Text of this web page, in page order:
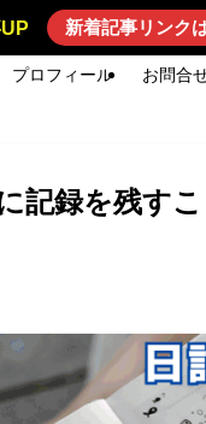
新着記事リンク
プロフィール お問合
記録を残すこ